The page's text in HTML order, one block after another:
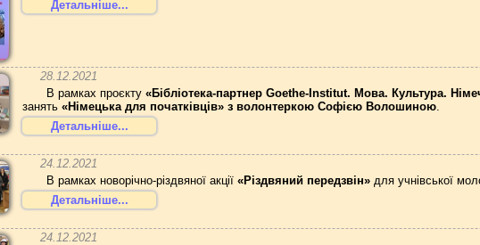
Детальніше...
28.12.2021
В рамках проєкту «Бібліотека-партнер Goethe-Institut. Мова. Культура.
занять «Німецька для початківців» з волонтеркою Софією Волошиною
Детальніше...
24.12.2021
В рамках новорічно-різдвяної акції «Різдвяний передзвін»для учнівської
Детальніше...
24.12.2021